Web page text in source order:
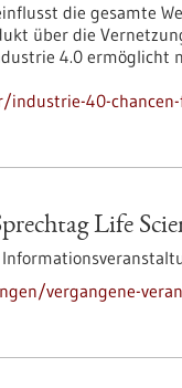
die gesamte
über die
4.0 ermöglicht
40-
Life
vergangene-